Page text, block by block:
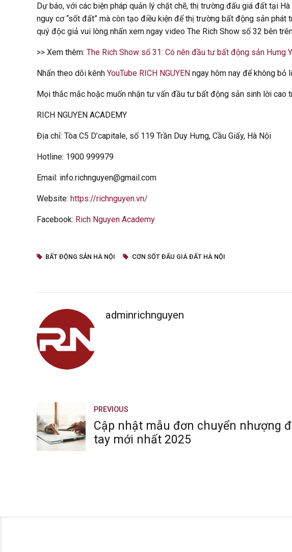
Dự báo, với các biện pháp quản lý chặt chẽ, thị trường đấu giá đất tại
nguy cơ “sốt đất” mà còn tạo điều kiện để thị trường bất động sản phát
quý độc giả vui lòng nhấn xem ngay video The Rich Show số 32 bên
>> Xem thêm: The Rich Show số 31: Có nên đầu tư bất động sản Hưng
Nhấn theo dõi kênh YouTube RICH NGUYEN ngay hôm nay để không bỏ
Mọi thắc mắc hoặc muốn nhận tư vấn đầu tư bất động sản sinh lời cao
RICH NGUYEN ACADEMY
Địa chỉ: Tòa C5 D’capitale, số 119 Trần Duy Hưng, Cầu Giấy, Hà Nội
Hotline: 1900 999979
Email: info.richnguyen@gmail.com
Website: https://richnguyen.vn/
Facebook: Rich Nguyen Academy
BẤT ĐỘNG SẢN HÀ NỘI CƠN SỐT ĐẤU GIÁ ĐẤT HÀ NỘI
adminrichnguyen
PREVIOUS
Cập nhật mẫu đơn chuyển nhượng
tay mới nhất 2025